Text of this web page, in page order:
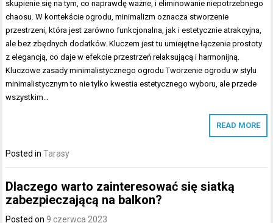
skupienie się na tym, co naprawdę ważne, i eliminowanie niepotrzebnego
chaosu. W kontekście ogrodu, minimalizm oznacza stworzenie
przestrzeni, która jest zarówno funkcjonalna, jak i estetycznie atrakcyjna,
ale bez zbędnych dodatków. Kluczem jest tu umiejętne łączenie prostoty
z elegancją, co daje w efekcie przestrzeń relaksującą i harmonijną.
Kluczowe zasady minimalistycznego ogrodu Tworzenie ogrodu w stylu
minimalistycznym to nie tylko kwestia estetycznego wyboru, ale przede
wszystkim…
READ MORE
Posted inTarasy
Dlaczego warto zainteresować się siatką
zabezpieczającą na balkon?
Posted on9 czerwca 2023